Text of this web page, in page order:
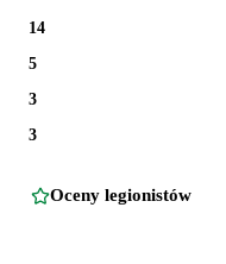
14
5
3
3
Oceny legionistów